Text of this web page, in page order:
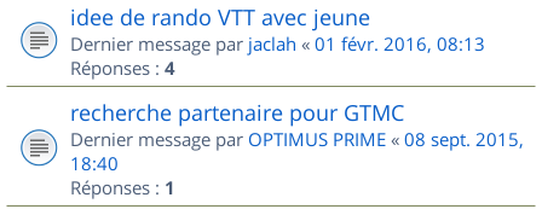
idee de rando VTT avec jeune
Dernier message par jaclah « 01 févr. 2016, 08:13
Réponses : 4
recherche partenaire pour GTMC
Dernier message par OPTIMUS PRIME « 08 sept. 2015,
18:40
Réponses : 1